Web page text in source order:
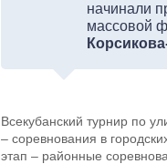
начинали
массовой
Всекубанский турнир по
– соревнования в
этап – районные